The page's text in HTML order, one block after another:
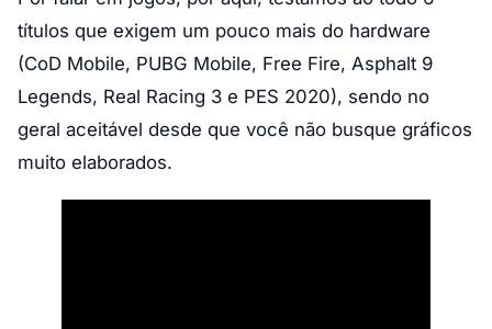
títulos que exigem um pouco mais do hardware
(CoD Mobile, PUBG Mobile, Free Fire, Asphalt 9
Legends, Real Racing 3 e PES 2020), sendo no
geral aceitável desde que você não busque gráficos
muito elaborados.